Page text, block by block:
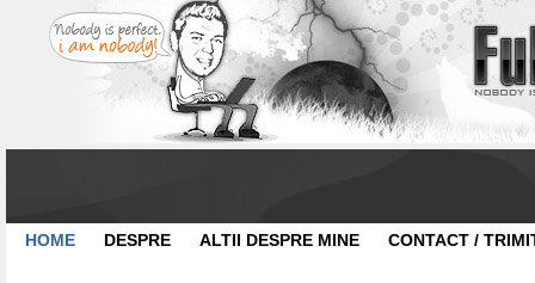
HOME DESPRE ALTII DESPRE MINE CONTACT /